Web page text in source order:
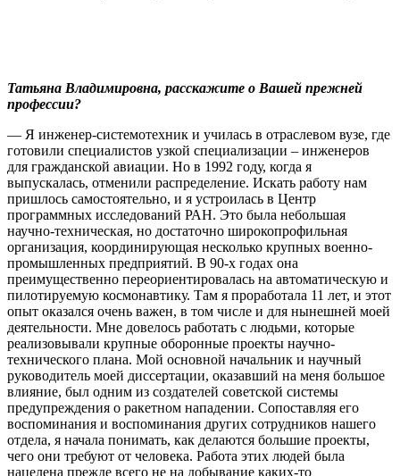
Татьяна Владимировна, расскажите о Вашей прежней
профессии?
— Я инженер-системотехник и училась в отраслевом вузе, где
готовили специалистов узкой специализации – инженеров
для гражданской авиации. Но в 1992 году, когда я
выпускалась, отменили распределение. Искать работу нам
пришлось самостоятельно, и я устроилась в Центр
программных исследований РАН. Это была небольшая
научно-техническая, но достаточно широкопрофильная
организация, координирующая несколько крупных военно-
промышленных предприятий. В 90-х годах она
преимущественно переориентировалась на автоматическую и
пилотируемую космонавтику. Там я проработала 11 лет, и этот
опыт оказался очень важен, в том числе и для нынешней моей
деятельности. Мне довелось работать с людьми, которые
реализовывали крупные оборонные проекты научно-
технического плана. Мой основной начальник и научный
руководитель моей диссертации, оказавший на меня большое
влияние, был одним из создателей советской системы
предупреждения о ракетном нападении. Сопоставляя его
воспоминания и воспоминания других сотрудников нашего
отдела, я начала понимать, как делаются большие проекты,
чего они требуют от человека. Работа этих людей была
нацелена прежде всего не на добывание каких-то